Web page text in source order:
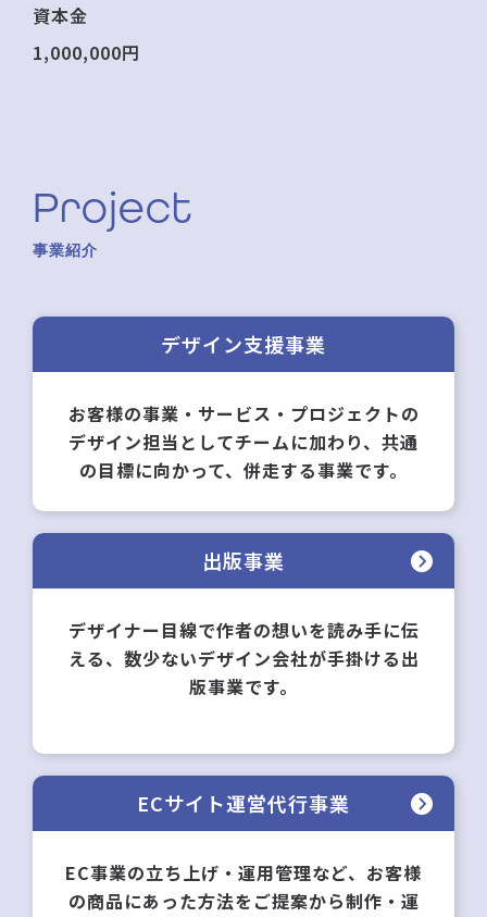
資本金
1,000,000円
Project
事業紹介
デザイン支援事業
お客様の事業・サービス・プロジェクトの
デザイン担当としてチームに加わり、共通
の目標に向かって、併走する事業です。
出版事業
デザイナー目線で作者の想いを読み手に伝
える、数少ないデザイン会社が手掛ける出
版事業です。
ECサイト運営代行事業
EC事業の立ち上げ・運用管理など、お客様
の商品にあった方法をご提案から制作・運